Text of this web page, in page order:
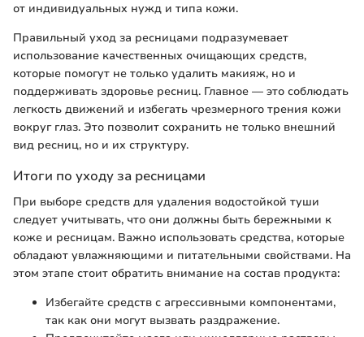
от индивидуальных нужд и типа кожи.
Правильный уход за ресницами подразумевает
использование качественных очищающих средств,
которые помогут не только удалить макияж, но и
поддерживать здоровье ресниц. Главное — это соблюдать
легкость движений и избегать чрезмерного трения кожи
вокруг глаз. Это позволит сохранить не только внешний
вид ресниц, но и их структуру.
Итоги по уходу за ресницами
При выборе средств для удаления водостойкой туши
следует учитывать, что они должны быть бережными к
коже и ресницам. Важно использовать средства, которые
обладают увлажняющими и питательными свойствами. На
этом этапе стоит обратить внимание на состав продукта:
Избегайте средств с агрессивными компонентами,
так как они могут вызвать раздражение.